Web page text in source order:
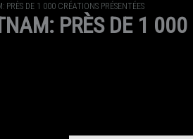
PRÈS DE 1 000 CRÉATIONS PRÉSENTÉES
PRÈS DE 1 000